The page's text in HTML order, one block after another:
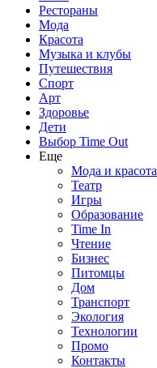
Рестораны
Мода
Красота
Музыка и клубы
Путешествия
Спорт
Арт
Здоровье
Дети
Выбор Time Out
Еще
Мода и красота
Театр
Игры
Образование
Time In
Чтение
Бизнес
Питомцы
Дом
Транспорт
Экология
Технологии
Промо
Контакты